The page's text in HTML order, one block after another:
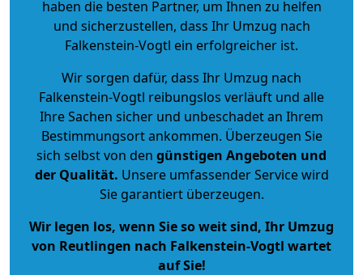
haben die besten Partner, um Ihnen zu helfen
und sicherzustellen, dass Ihr Umzug nach
Falkenstein-Vogtl ein erfolgreicher ist.
Wir sorgen dafür, dass Ihr Umzug nach
Falkenstein-Vogtl reibungslos verläuft und alle
Ihre Sachen sicher und unbeschadet an Ihrem
Bestimmungsort ankommen. Überzeugen Sie
sich selbst von den günstigen Angeboten und
der Qualität. Unsere umfassender Service wird
Sie garantiert überzeugen.
Wir legen los, wenn Sie so weit sind, Ihr Umzug
von Reutlingen nach Falkenstein-Vogtl wartet
auf Sie!